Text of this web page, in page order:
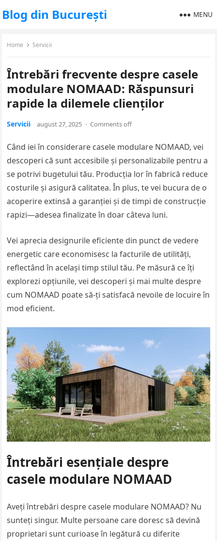
Blog din București MENU
Home Servicii
Întrebări frecvente despre casele
modulare NOMAAD: Răspunsuri
rapide la dilemele clienților
Servicii august 27, 2025 · Comments off
Când iei în considerare casele modulare NOMAAD, vei
descoperi că sunt accesibile și personalizabile pentru a
se potrivi bugetului tău. Producția lor în fabrică reduce
costurile și asigură calitatea. În plus, te vei bucura de o
acoperire extinsă a garanției și de timpi de construcție
rapizi—adesea finalizate în doar câteva luni.
Vei aprecia designurile eficiente din punct de vedere
energetic care economisesc la facturile de utilități,
reflectând în același timp stilul tău. Pe măsură ce îți
explorezi opțiunile, vei descoperi și mai multe despre
cum NOMAAD poate să-ți satisfacă nevoile de locuire în
mod eficient.
Întrebări esențiale despre
casele modulare NOMAAD
Aveți întrebări despre casele modulare NOMAAD? Nu
sunteți singur. Multe persoane care doresc să devină
proprietari sunt curioase în legătură cu diferite